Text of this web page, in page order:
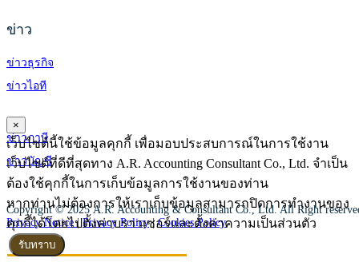
ข่าว
ข่าวธุรกิจ
ข่าวไอที
ข่าวภาษี
ข่าวบัญชี
Copyright © 2025 A.R. Accounting & Consultant Co., Ltd. All Right
Privacy Notice | Privacy Policy|Cookies Policy
×
เว็บไซต์นี้ใช้ข้อมูลคุกกี้ เพื่อมอบประสบการณ์ในการใช้งาน
เว็บไซต์ที่ดีที่สุดทาง A.R. Accounting Consultant Co., Ltd. จำเป็น
ต้องใช้คุกกี้ในการเก็บข้อมูลการใช้งานของท่าน
หากท่านไม่ต้องการให้เราเก็บข้อมูลสามารถปิดการทำงานของ
คุกกี้ได้โดยไปตั้งค่าบราวเซอร์และตั้งค่าความเป็นส่วนตัว
รับทราบ